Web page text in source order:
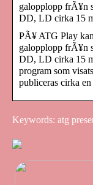
galopplopp frÃ¥n
DD, LD cirka 15
PÃ¥ ATG Play
galopplopp frÃ¥n
DD, LD cirka 15
program som
publiceras cirka
Keywords: atg